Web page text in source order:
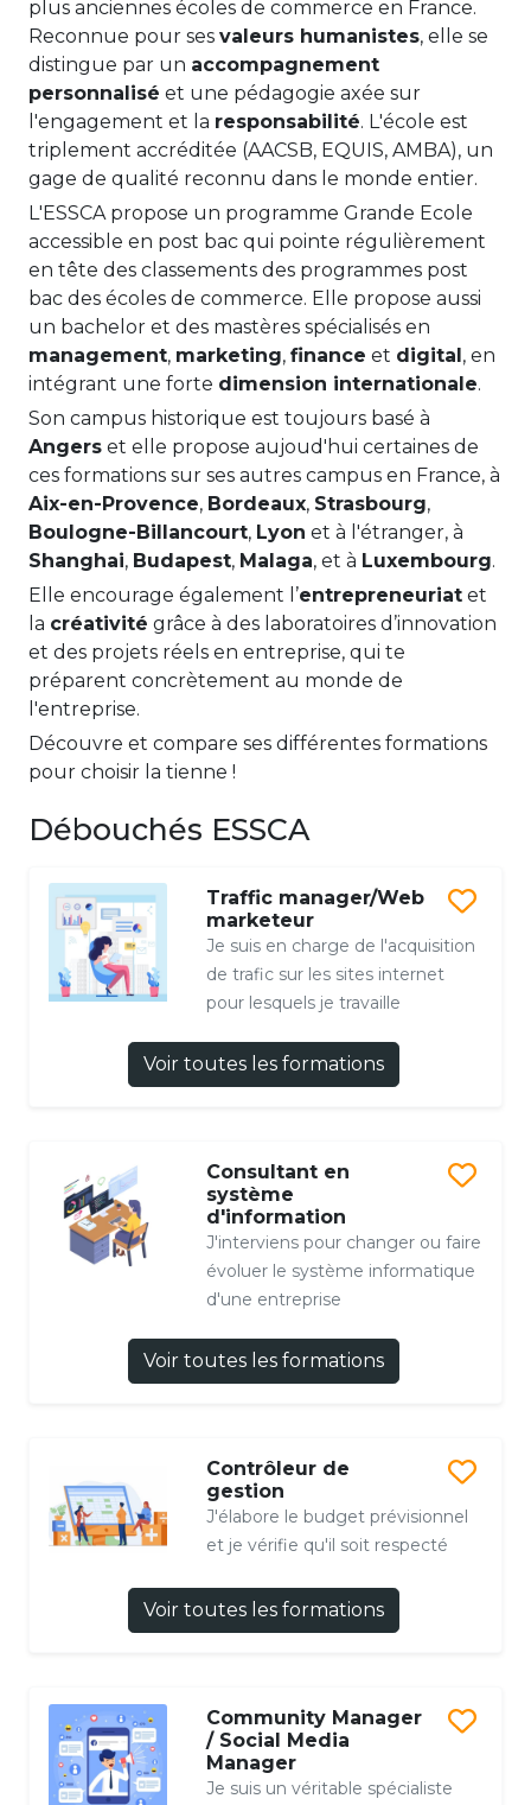
plus anciennes écoles de commerce en France.
Reconnue pour ses valeurs humanistes, elle se
distingue par un accompagnement
personnalisé et une pédagogie axée sur
l'engagement et la responsabilité. L'école est
triplement accréditée (AACSB, EQUIS, AMBA), un
gage de qualité reconnu dans le monde entier.
L'ESSCA propose un programme Grande Ecole
accessible en post bac qui pointe régulièrement
en tête des classements des programmes post
bac des écoles de commerce. Elle propose aussi
un bachelor et des mastères spécialisés en
management, marketing, finance et digital, en
intégrant une forte dimension internationale.
Son campus historique est toujours basé à
Angers et elle propose aujoud'hui certaines de
ces formations sur ses autres campus en France, à
Aix-en-Provence, Bordeaux, Strasbourg,
Boulogne-Billancourt, Lyon et à l'étranger, à
Shanghai, Budapest, Malaga, et à Luxembourg.
Elle encourage également l’entrepreneuriat et
la créativité grâce à des laboratoires d’innovation
et des projets réels en entreprise, qui te
préparent concrètement au monde de
l'entreprise.
Découvre et compare ses différentes formations
pour choisir la tienne !
Débouchés ESSCA
Traffic manager/Web
marketeur
Je suis en charge de l'acquisition
de trafic sur les sites internet
pour lesquels je travaille
Voir toutes les formations
Consultant en
système
d'information
J'interviens pour changer ou faire
évoluer le système informatique
d'une entreprise
Voir toutes les formations
Contrôleur de
gestion
J'élabore le budget prévisionnel
et je vérifie qu'il soit respecté
Voir toutes les formations
Community Manager
/ Social Media
Manager
Je suis un véritable spécialiste